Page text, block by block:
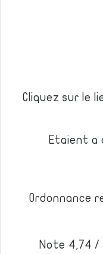
Cliquez sur le
Etaient a
Ordonnance
Note 4,74 /